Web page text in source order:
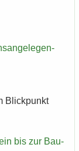
Blick­punkt
bis zur Bau­